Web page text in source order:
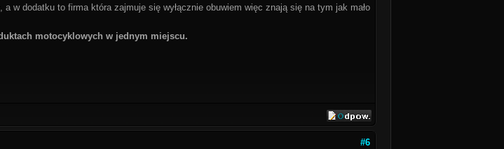
w dodatku to firma która zajmuje się wyłącznie obuwiem więc znają się na tym jak mało
motocyklowych w jednym miejscu.
#6